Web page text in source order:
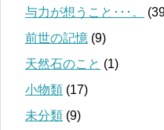
与力が想うこと･･･。
前世の記憶 (9)
天然石のこと (1)
小物類 (17)
未分類 (9)